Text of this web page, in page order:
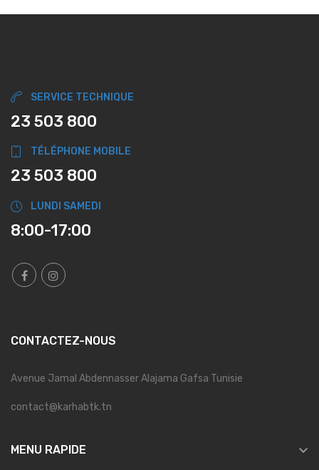
SERVICE TECHNIQUE
23 503 800
TÉLÉPHONE MOBILE
23 503 800
LUNDI SAMEDI
8:00-17:00
CONTACTEZ-NOUS
Avenue Jamal Abdennasser Alajama Gafsa Tunisie
contact@karhabtk.tn
MENU RAPIDE 